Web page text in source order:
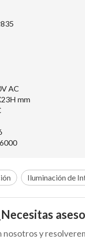
AC
mm
Iluminación de
y